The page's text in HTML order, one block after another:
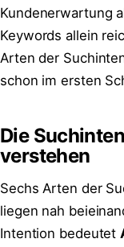
Kundenerwartung
Keywords allein
Arten der
schon im ersten
Die
verstehen
Sechs Arten der
liegen nah
Intention bedeutet